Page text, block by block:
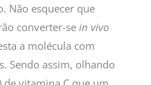
Não esquecer que
converter-sein vivo
a molécula com
Sendo assim, olhando